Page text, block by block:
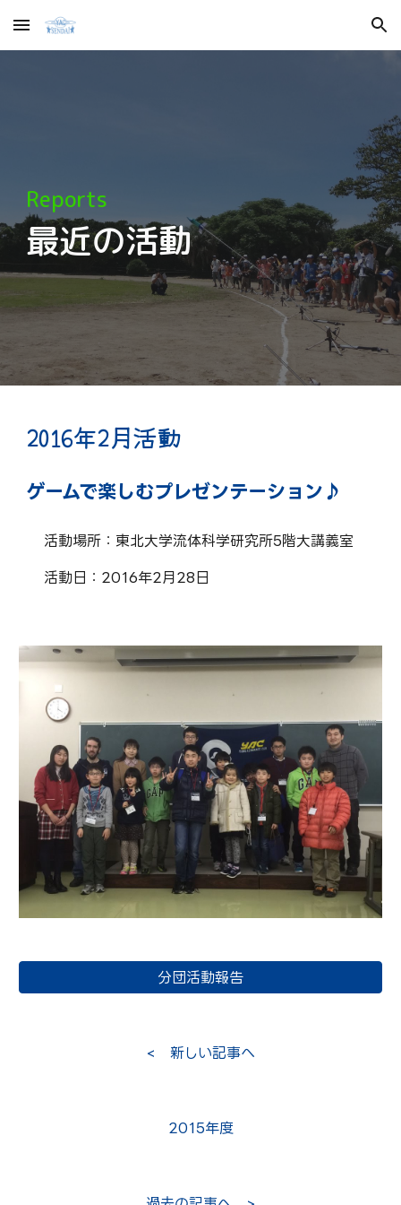
Skip to main content Skip to navigation
Reports
最近の活動
2016年2月活動
ゲームで楽しむプレゼンテーション♪
活動場所：東北大学流体科学研究所5階大講義室
活動日：2016年2月28日
分団活動報告
< 新しい記事へ
2015年度